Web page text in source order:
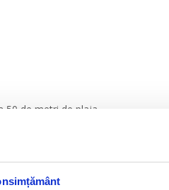
50 de metri de plaja
si la 45 de km de orasul
el pentru a modifica distanta